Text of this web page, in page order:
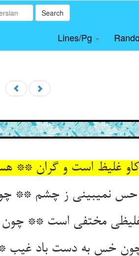
Search
Lines/Pg
غلیظ است و گران **
حس نمی‏بینی ز چشم **
غلیظی مختفی است **
خس به دست باد غیب